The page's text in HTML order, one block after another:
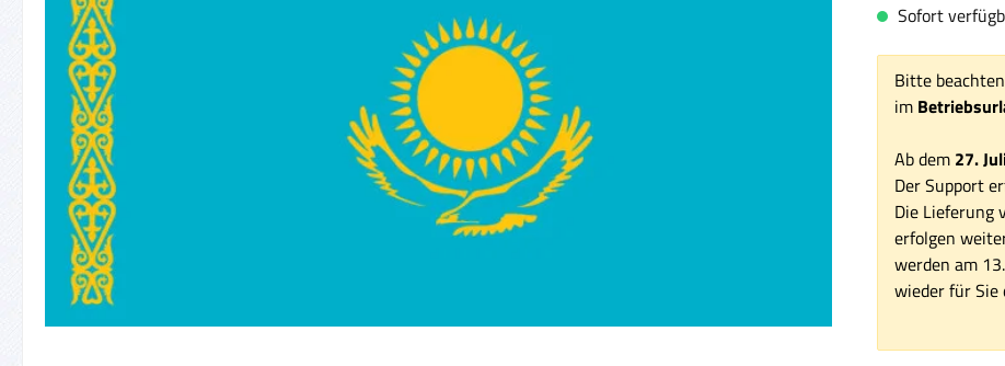
Sofort
Bitte
im
Ab dem 27.
Der Support
Die Lieferung
erfolgen
werden am
wieder für Sie